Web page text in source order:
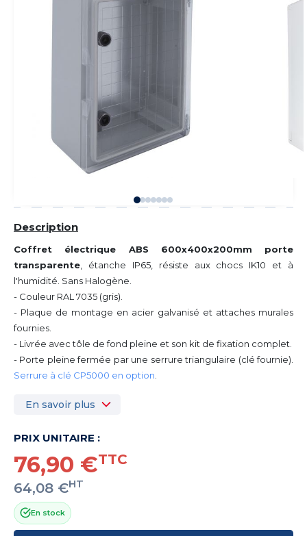
Description
Coffret électrique ABS 600x400x200mm porte
transparente , étanche IP65, résiste aux chocs IK10 et à
l'humidité. Sans Halogène.
- Couleur RAL 7035 (gris).
- Plaque de montage en acier galvanisé et attaches murales
fournies.
- Livrée avec tôle de fond pleine et son kit de fixation complet.
- Porte pleine fermée par une serrure triangulaire (clé fournie).
Serrure à clé CP5000 en option
En savoir plus
PRIX UNITAIRE :
76,90 €TTC
64,08 €HT
En stock